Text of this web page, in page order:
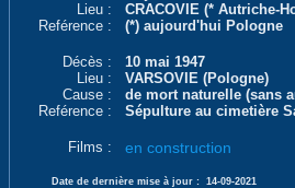
Lieu :
CRACOVIE (* Autriche-
Reférence :
(*) aujourd'hui Pologne
Décès :
10 mai 1947
Lieu :
VARSOVIE (Pologne)
Cause :
de mort naturelle (sans
Reférence :
Sépulture au cimetière
Films : en construction
Date de dernière mise à jour : 14-09-2021